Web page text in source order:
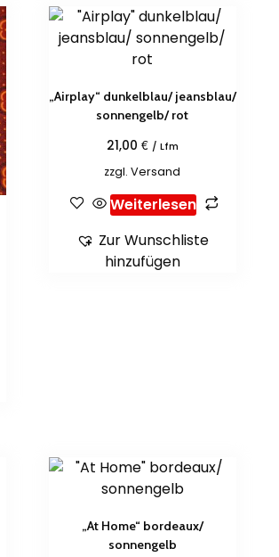
„Airplay“ dunkelblau/ jeansblau/
sonnengelb/ rot
21,00 € / Lfm
zzgl.Versand
Weiterlesen
Zur Wunschliste
hinzufügen
„At Home“ bordeaux/
sonnengelb